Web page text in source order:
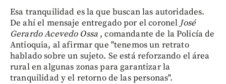
Esa tranquilidad es la que buscan las autoridades.
De ahí el mensaje entregado por el coronel José
Gerardo Acevedo Ossa , comandante de la Policía de
Antioquia, al afirmar que "tenemos un retrato
hablado sobre un sujeto. Se está reforzando el área
rural en algunas zonas para garantizar la
tranquilidad y el retorno de las personas".